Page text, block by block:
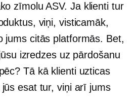
zīmolu ASV. Ja klienti tur
viņi, visticamāk,
jums citās platformās. Bet,
izredzes uz pārdošanu
Tā kā klienti uzticas
esat tur, viņi arī jums